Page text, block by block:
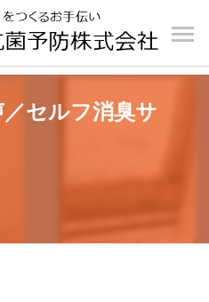
セルフ消臭サ